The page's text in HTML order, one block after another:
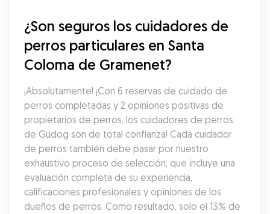
¿Son seguros los cuidadores de
perros particulares en Santa
Coloma de Gramenet?
¡Absolutamente! ¡Con 6 reservas de cuidado de
perros completadas y 2 opiniones positivas de
propietarios de perros, los cuidadores de perros
de Gudog son de total confianza! Cada cuidador
de perros también debe pasar por nuestro
exhaustivo proceso de selección, que incluye una
evaluación completa de su experiencia,
calificaciones profesionales y opiniones de los
dueños de perros. Como resultado, solo el 13% de